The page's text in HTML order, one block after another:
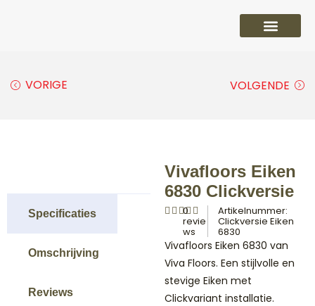
VORIGE VOLGENDE
Specificaties
Omschrijving
Reviews
Vivafloors Eiken
6830 Clickversie
0
revie
ws
Artikelnummer:
Clickversie Eiken
6830
Vivafloors Eiken 6830 van
Viva Floors. Een stijlvolle en
stevige Eiken met
Clickvariant installatie.